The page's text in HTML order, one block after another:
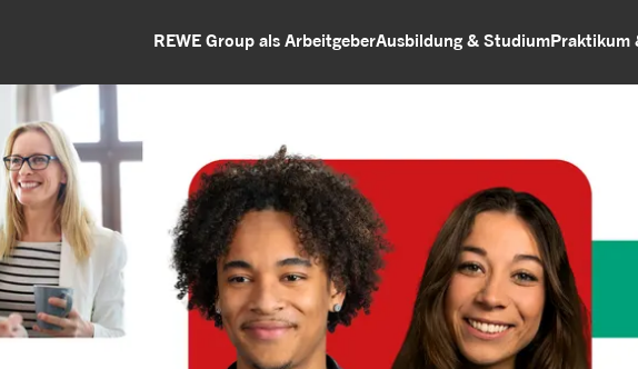
REWE Group als ArbeitgeberAusbildung & StudiumPraktikum